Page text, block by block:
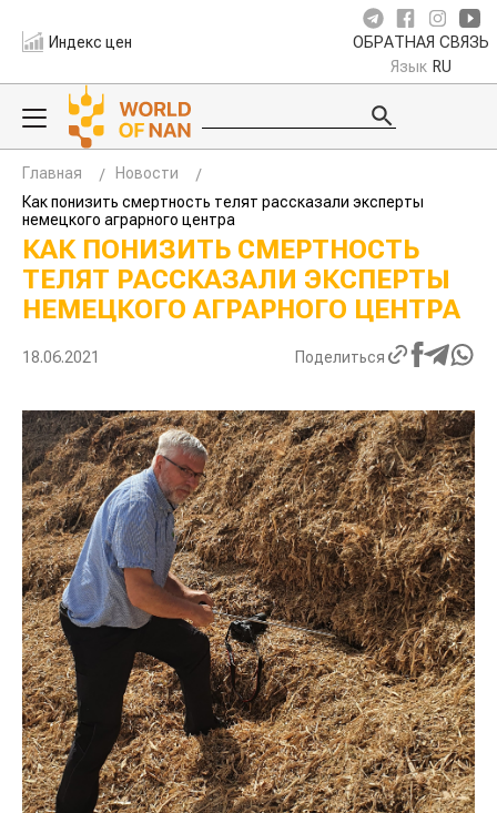
Индекс цен ОБРАТНАЯ СВЯЗЬ
Язык RU
Главная
Новости
Как понизить смертность телят рассказали эксперты
немецкого аграрного центра
КАК ПОНИЗИТЬ СМЕРТНОСТЬ
ТЕЛЯТ РАССКАЗАЛИ ЭКСПЕРТЫ
НЕМЕЦКОГО АГРАРНОГО ЦЕНТРА
18.06.2021 Поделиться